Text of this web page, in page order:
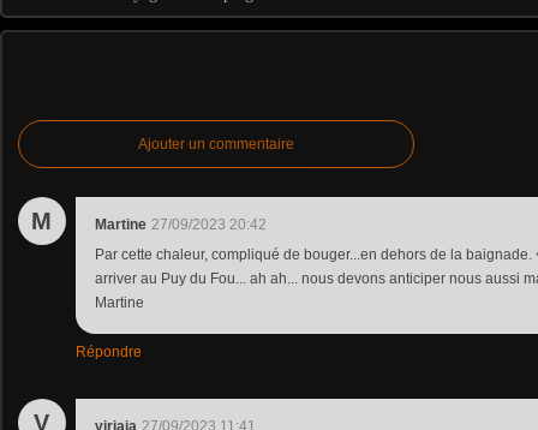
Ajouter un commentaire
M Martine 27/09/2023 20:42
Par cette chaleur, compliqué de bouger...en dehors de la baignade.
arriver au Puy du Fou... ah ah... nous devons anticiper nous aussi
Martine
Répondre
V virjaja 27/09/2023 11:41